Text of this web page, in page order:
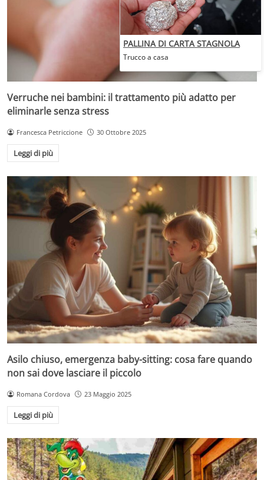
Verruche nei bambini: il trattamento più adatto per
eliminarle senza stress
Francesca Petriccione 30 Ottobre 2025
Leggi di più
Asilo chiuso, emergenza baby-sitting: cosa fare quando
non sai dove lasciare il piccolo
Romana Cordova 23 Maggio 2025
Leggi di più
PALLINA DI CARTA STAGNOLA
Trucco a casa